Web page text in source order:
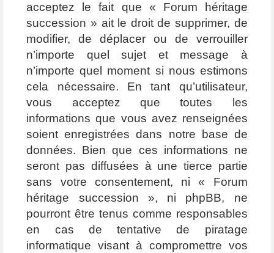
acceptez le fait que « Forum héritage
succession » ait le droit de supprimer, de
modifier, de déplacer ou de verrouiller
n’importe quel sujet et message à
n’importe quel moment si nous estimons
cela nécessaire. En tant qu’utilisateur,
vous acceptez que toutes les
informations que vous avez renseignées
soient enregistrées dans notre base de
données. Bien que ces informations ne
seront pas diffusées à une tierce partie
sans votre consentement, ni « Forum
héritage succession », ni phpBB, ne
pourront être tenus comme responsables
en cas de tentative de piratage
informatique visant à compromettre vos